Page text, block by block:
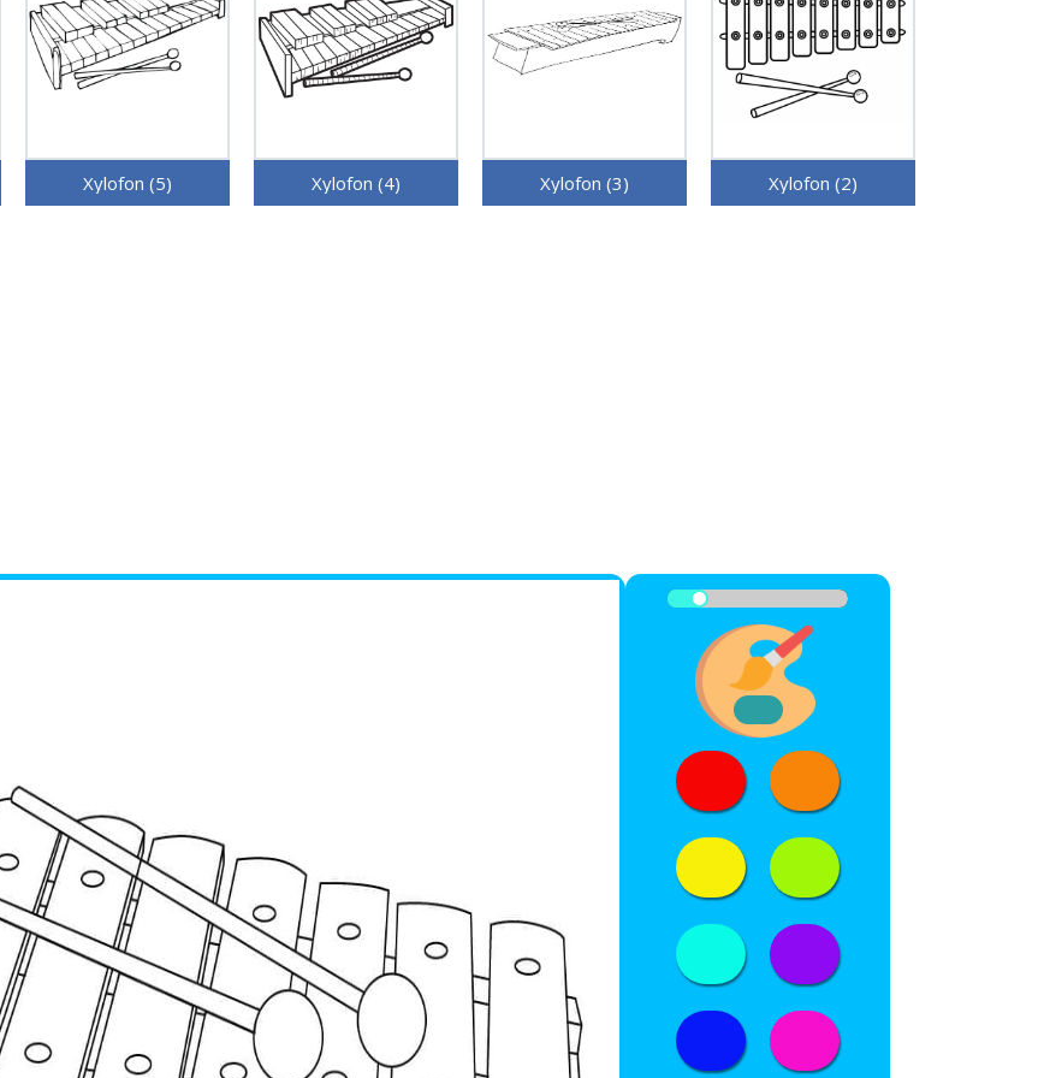
Xylofon (5) Xylofon (4) Xylofon (3) Xylofon (2)